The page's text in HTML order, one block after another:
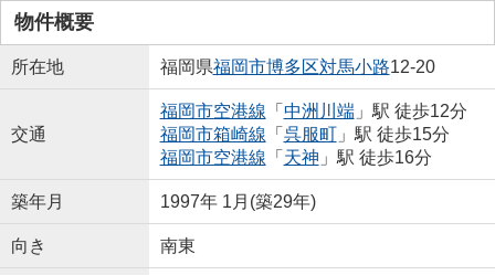
物件概要
所在地 福岡県福岡市博多区対馬小路12-20
交通
福岡市空港線 「 中洲川端」駅 徒歩12分
福岡市箱崎線 「 呉服町」駅 徒歩15分
福岡市空港線 「 天神 」駅 徒歩16分
築年月 1997年 1月(築29年)
向き 南東